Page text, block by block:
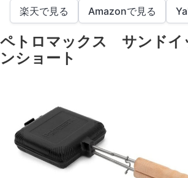
楽天で見る Amazonで見る
ペトロマックス サンドイ
ンショート